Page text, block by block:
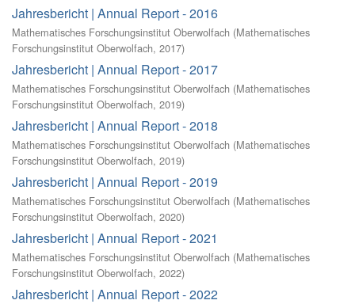
Jahresbericht | Annual Report - 2016
Mathematisches Forschungsinstitut Oberwolfach (Mathematisches
Forschungsinstitut Oberwolfach, 2017)
Jahresbericht | Annual Report - 2017
Mathematisches Forschungsinstitut Oberwolfach (Mathematisches
Forschungsinstitut Oberwolfach, 2019)
Jahresbericht | Annual Report - 2018
Mathematisches Forschungsinstitut Oberwolfach (Mathematisches
Forschungsinstitut Oberwolfach, 2019)
Jahresbericht | Annual Report - 2019
Mathematisches Forschungsinstitut Oberwolfach (Mathematisches
Forschungsinstitut Oberwolfach, 2020)
Jahresbericht | Annual Report - 2021
Mathematisches Forschungsinstitut Oberwolfach (Mathematisches
Forschungsinstitut Oberwolfach, 2022)
Jahresbericht | Annual Report - 2022